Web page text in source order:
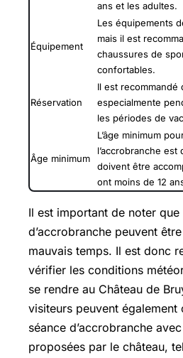
ans et les adultes.
Équipement
Les équipements
mais il est
chaussures de
confortables.
Réservation
Il est recommandé
especialmente
les périodes de
Âge minimum
L’âge minimum
l’accrobranche
doivent être
ont moins de 12
Il est important de noter
d’accrobranche peuvent
mauvais temps. Il est donc
vérifier les conditions
se rendre au Château de
visiteurs peuvent également
séance d’accrobranche
proposées par le château,